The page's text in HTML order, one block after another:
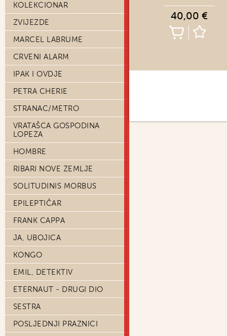
KOLEKCIONAR
ZVIJEZDE
MARCEL LABRUME
CRVENI ALARM
IPAK I OVDJE
PETRA CHERIE
STRANAC/METRO
VRATAŠCA GOSPODINA
LOPEZA
HOMBRE
RIBARI NOVE ZEMLJE
SOLITUDINIS MORBUS
EPILEPTIČAR
FRANK CAPPA
JA, UBOJICA
KONGO
EMIL, DETEKTIV
ETERNAUT - DRUGI DIO
SESTRA
POSLJEDNJI PRAZNICI
40,00 €